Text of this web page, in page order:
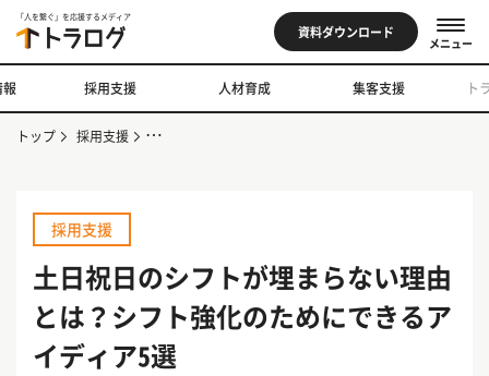
「人を繋ぐ」を応援するメディア
資料ダウンロード
メニュー
採用支援 人材育成 集客支援 ト
トップ 採用支援 土日祝日のシフトが埋まらない理由とは？シフト強化の
採用支援
土日祝日のシフトが埋まらない理由
とは？シフト強化のためにできるア
イディア5選